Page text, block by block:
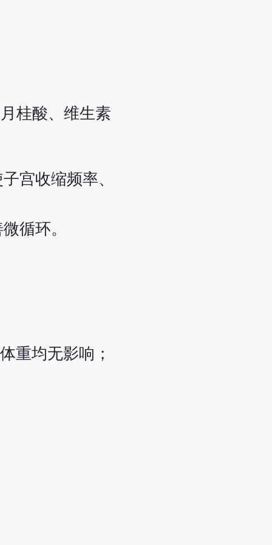
桂酸、维生素
宫收缩频率、
循环。
重均无影响；